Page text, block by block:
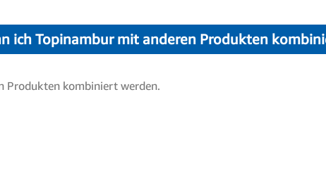
ich Topinambur mit anderen Produkten
Produkten kombiniert werden.